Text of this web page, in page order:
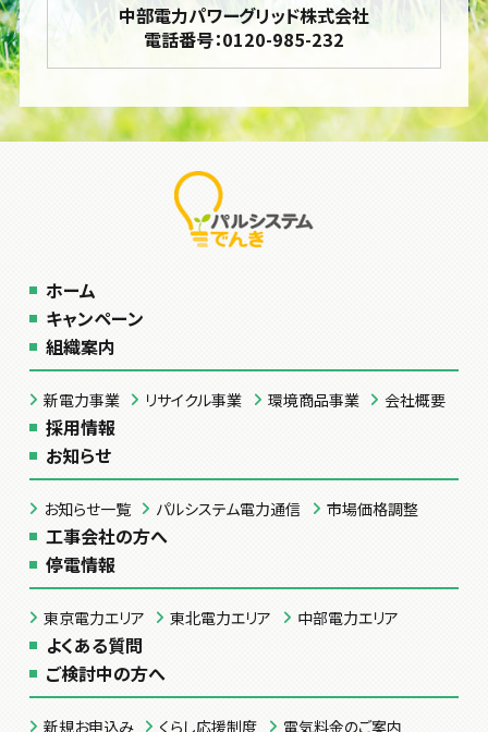
中部電力パワーグリッド株式会社
電話番号：0120-985-232
ホーム
キャンペーン
組織案内
新電力事業 リサイクル事業 環境商品事業 会社概要
採用情報
お知らせ
お知らせ一覧 パルシステム電力通信 市場価格調整
工事会社の方へ
停電情報
東京電力エリア 東北電力エリア 中部電力エリア
よくある質問
ご検討中の方へ
新規お申込み くらし応援制度 電気料金のご案内